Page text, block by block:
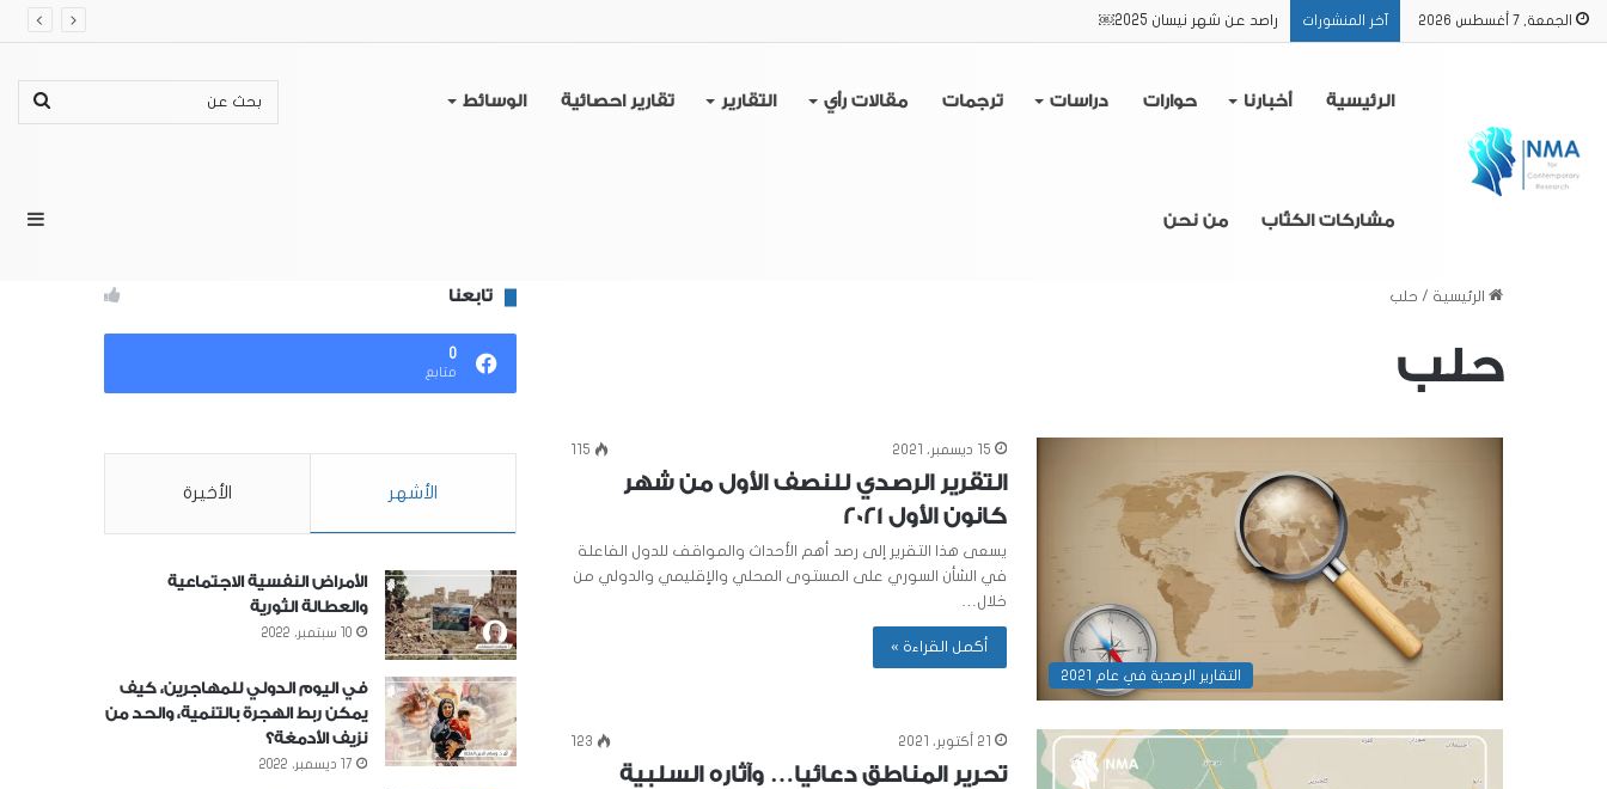
الجمعة, 7 أغسطس 2026 آخر المنشورات راصد عن شهر نيسان 2025￼
الرئيسية أخبارنا حوارات دراسات ترجمات مقالات رأي التقارير تقارير احصائية الوسائط
مشاركات الكتّاب من نحن
بحث
عن
الرئيسية / حلب
حلب
التقارير الرصدية في عام 2021
15 ديسمبر، 2021 115
التقرير الرصدي للنصف الأول من شهر
كانون الأول 2021
يسعى هذا التقرير إلى رصد أهم الأحداث والمواقف للدول الفاعلة
في الشأن السوري على المستوى المحلي والإقليمي والدولي من
خلال…
أكمل القراءة »
21 أكتوبر، 2021 123
تحرير المناطق دعائيا… وآثاره السلبية
تابعنا
0
متابع
الأشهر الأخيرة
الأمراض النفسية الاجتماعية
والعطالة الثورية
10 سبتمبر، 2022
في اليوم الدولي للمهاجرين، كيف
يمكن ربط الهجرة بالتنمية، والحد من
نزيف الأدمغة؟
17 ديسمبر، 2022